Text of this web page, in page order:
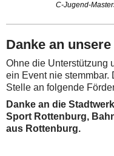
C-Jugend-
Danke an
Ohne die Unterstützung
ein Event nie
Stelle an folgende
Danke an die
Sport Rottenburg,
aus Rottenburg.